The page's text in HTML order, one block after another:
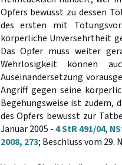
Opfers bewusst zu dessen
des ersten mit
körperliche Unversehrtheit
Das Opfer muss weiter
Wehrlosigkeit können
Auseinandersetzung
Angriff gegen seine
Begehungsweise ist zudem,
des Opfers bewusst zur
Januar 2005 -4 StR 491/04,
2008, 273; Beschluss vom 29.